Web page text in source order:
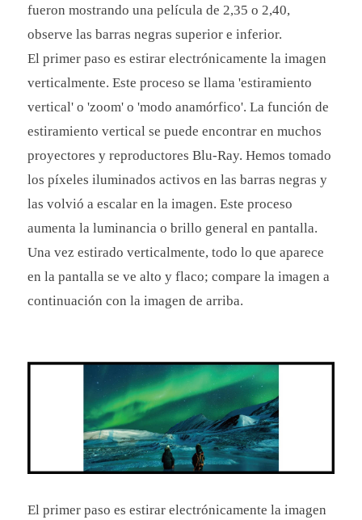
fueron mostrando una película de 2,35 o 2,40,
observe las barras negras superior e inferior.
El primer paso es estirar electrónicamente la imagen
verticalmente. Este proceso se llama 'estiramiento
vertical' o 'zoom' o 'modo anamórfico'. La función de
estiramiento vertical se puede encontrar en muchos
proyectores y reproductores Blu-Ray. Hemos tomado
los píxeles iluminados activos en las barras negras y
las volvió a escalar en la imagen. Este proceso
aumenta la luminancia o brillo general en pantalla.
Una vez estirado verticalmente, todo lo que aparece
en la pantalla se ve alto y flaco; compare la imagen a
continuación con la imagen de arriba.
El primer paso es estirar electrónicamente la imagen